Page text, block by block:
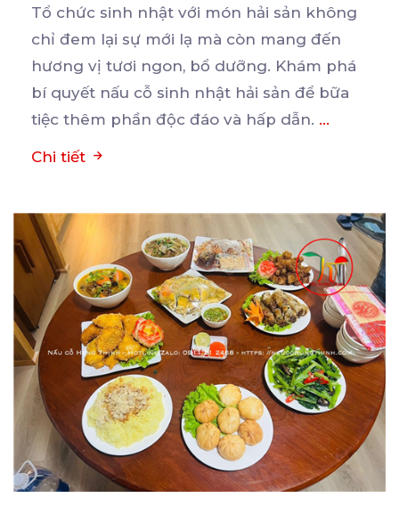
Tổ chức sinh nhật với món hải sản không
chỉ đem lại sự mới lạ mà còn mang đến
hương vị tươi ngon, bổ dưỡng. Khám phá
bí quyết nấu cỗ sinh nhật hải sản để bữa
tiệc thêm phần độc đáo và hấp dẫn. ...
Chi tiết